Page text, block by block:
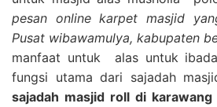
pesan online karpet masjid
Pusat wibawamulya, kabupaten
manfaat untuk alas untuk
fungsi utama dari sajadah
sajadah masjid roll di